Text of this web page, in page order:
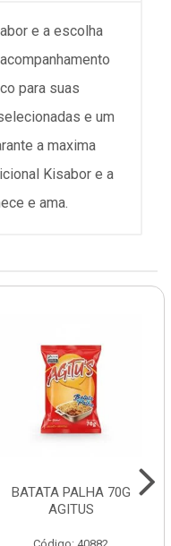
e a escolha
para suas
e um
a maxima
Kisabor e a
e ama.
BATATA PALHA 70G
AGITUS